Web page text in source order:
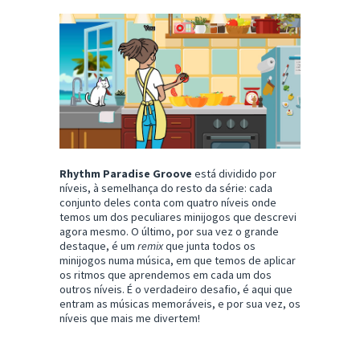
Rhythm Paradise Groove está dividido por
níveis, à semelhança do resto da série: cada
conjunto deles conta com quatro níveis onde
temos um dos peculiares minijogos que descrevi
agora mesmo. O último, por sua vez o grande
destaque, é um remixque junta todos os
minijogos numa música, em que temos de aplicar
os ritmos que aprendemos em cada um dos
outros níveis. É o verdadeiro desafio, é aqui que
entram as músicas memoráveis, e por sua vez, os
níveis que mais me divertem!